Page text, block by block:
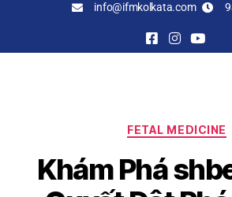
info@ifmkolkata.com
FETAL MEDICINE
Khám Phá